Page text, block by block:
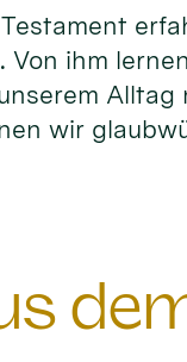
ihm
wir